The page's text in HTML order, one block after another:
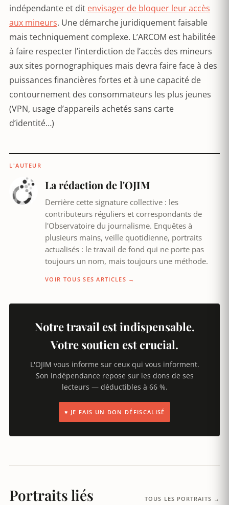
indépendante et dit envisager de bloquer leur accès
aux mineurs. Une démarche juridiquement faisable
mais techniquement complexe. L’ARCOM est habilitée
à faire respecter l’interdiction de l’accès des mineurs
aux sites pornographiques mais devra faire face à des
puissances financières fortes et à une capacité de
contournement des consommateurs les plus jeunes
(VPN, usage d’appareils achetés sans carte
d’identité…)
L'AUTEUR
La rédaction de l'OJIM
Derrière cette signature collective : les
contributeurs réguliers et correspondants de
l'Observatoire du journalisme. Enquêtes à
plusieurs mains, veille quotidienne, portraits
actualisés : le travail de fond qui ne porte pas
toujours un nom, mais toujours une méthode.
VOIR TOUS SES ARTICLES →
Notre travail est indispensable.
Votre soutien est crucial.
L'OJIM vous informe sur ceux qui vous informent.
Son indépendance repose sur les dons de ses
lecteurs — déductibles à 66 %.
♥ JE FAIS UN DON DÉFISCALISÉ
Portraits liés TOUS LES PORTRAITS →